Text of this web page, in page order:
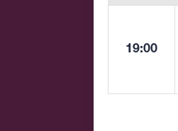
19:00